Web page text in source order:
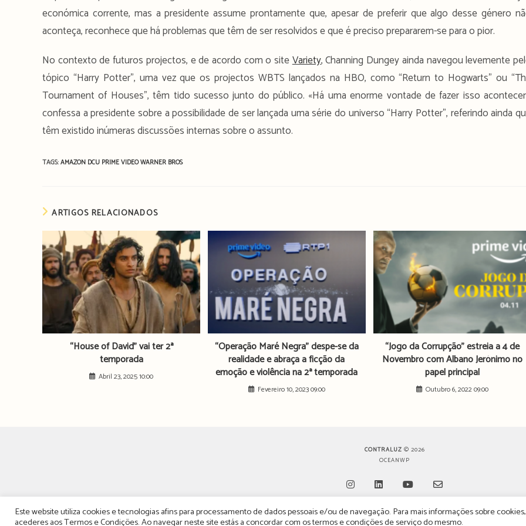
económica corrente, mas a presidente assume prontamente que, apesar de preferir que algo desse género
aconteça, reconhece que há problemas que têm de ser resolvidos e que é preciso prepararem-se para o pior.
No contexto de futuros projectos, e de acordo com o siteVariety, Channing Dungey ainda navegou levemente
tópico “Harry Potter”, uma vez que os projectos WBTS lançados na HBO, como “Return to Hogwarts” ou
Tournament of Houses”, têm tido sucesso junto do público. «Há uma enorme vontade de fazer isso
confessa a presidente sobre a possibilidade de ser lançada uma série do universo “Harry Potter”, referindo ainda
têm existido inúmeras discussões internas sobre o assunto.
TAGS:AMAZON DCU PRIME VIDEOWARNER BROS
ARTIGOS RELACIONADOS
“House of David” vai ter 2ª
temporada
Abril 23, 2025 10:00
“Operação Maré Negra” despe-se da
realidade e abraça a ficção da
emoção e violência na 2ª temporada
Fevereiro 10, 2023 09:00
“Jogo da Corrupção” estreia a 4 de
Novembro com Albano Jerónimo no
papel principal
Outubro 6, 2022 09:00
CONTRALUZ © 2026
OCEANWP
Opens Opens Opens Opens
Este website utiliza cookies e tecnologias afins para processamento de dados pessoais e/ou de navegação. Para mais informações sobre
acederes aosTermos e Condições. Ao navegar neste site estás a concordar com os termos e condições de serviço do mesmo.